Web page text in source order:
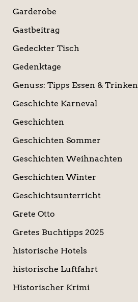
Garderobe
Gastbeitrag
Gedeckter Tisch
Gedenktage
Genuss: Tipps Essen & Trinken
Geschichte Karneval
Geschichten
Geschichten Sommer
Geschichten Weihnachten
Geschichten Winter
Geschichtsunterricht
Grete Otto
Gretes Buchtipps 2025
historische Hotels
historische Luftfahrt
Historischer Krimi